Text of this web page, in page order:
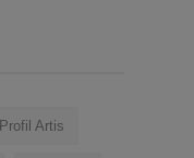
Profil Artis